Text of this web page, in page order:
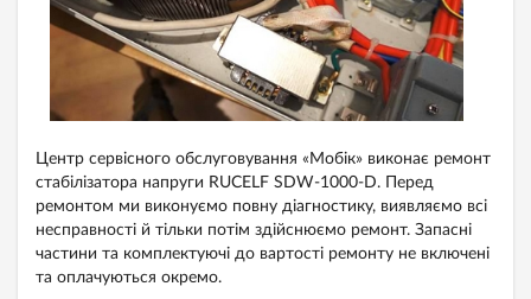
Центр сервісного обслуговування «Мобік» виконає ремонт
стабілізатора напруги RUCELF SDW-1000-D. Перед
ремонтом ми виконуємо повну діагностику, виявляємо всі
несправності й тільки потім здійснюємо ремонт. Запасні
частини та комплектуючі до вартості ремонту не включені
та оплачуються окремо.